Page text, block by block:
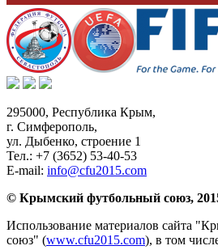
295000, Республика Крым,
г. Симферополь,
ул. Дыбенко, строение 1
Тел.: +7 (3652) 53-40-53
E-mail: info@cfu2015.com
© Крымский футбольный союз,
Использование материалов сайта
союз" (www.cfu2015.com), в том